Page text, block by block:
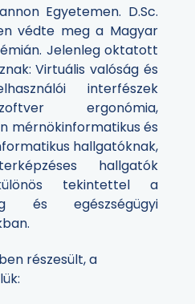
Egyetemen. D.Sc.
védte meg a Magyar
Jelenleg oktatott
Virtuális valóság és
interfészek
ergonómia,
mérnökinformatikus és
hallgatóknak,
hallgatók
tekintettel a
és egészségügyi
részesült, a